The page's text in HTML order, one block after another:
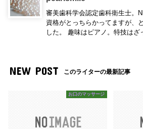
審美歯科学会認定歯科衛生士。
資格がとっちらかってますが、
した。 趣味はピアノ。特技はざ
NEW POST このライターの最新記事
お口のマッサージ